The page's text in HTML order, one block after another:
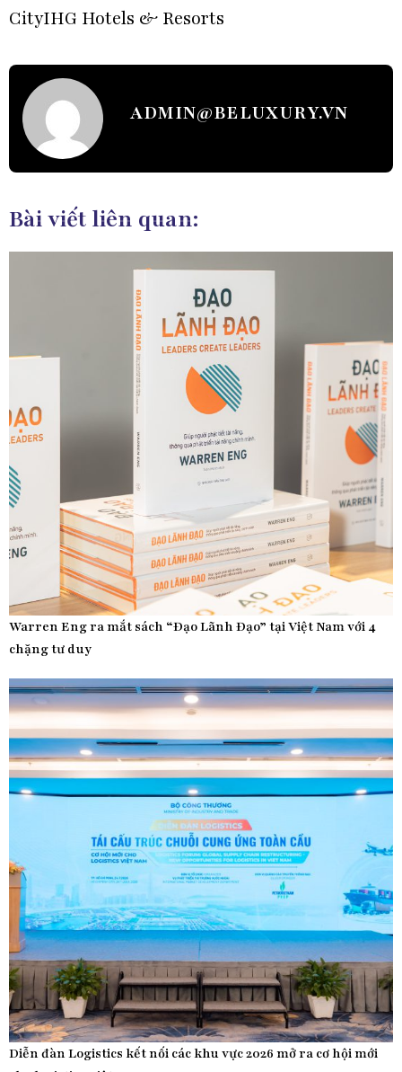
CityIHG Hotels & Resorts
ADMIN@BELUXURY.VN
Bài viết liên quan:
Warren Eng ra mắt sách “Đạo Lãnh Đạo” tại Việt Nam với 4
chặng tư duy
Diễn đàn Logistics kết nối các khu vực 2026 mở ra cơ hội mới